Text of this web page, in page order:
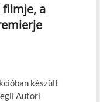
filmje, a
készült
Autori